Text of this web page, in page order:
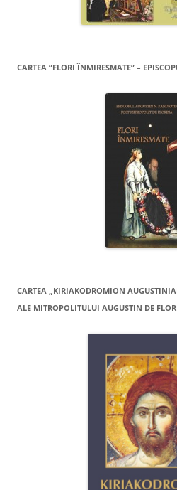
CARTEA ”FLORI ÎNMIRESMATE” –
CARTEA „KIRIAKODROMION
ALE MITROPOLITULUI AUGUSTIN DE